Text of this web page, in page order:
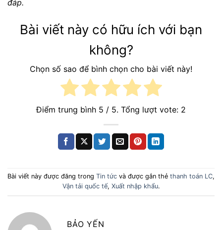
đáp.
Bài viết này có hữu ích với bạn
không?
Chọn số sao để bình chọn cho bài viết này!
Điểm trung bình 5 / 5. Tổng lượt vote: 2
Bài viết này được đăng trong Tin tức và được gắn thẻ thanh toán LC,
Vận tải quốc tế, Xuất nhập khẩu.
BẢO YẾN